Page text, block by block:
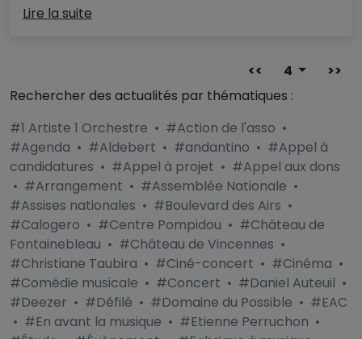
Lire la suite
<< 4
>>
Rechercher des actualités par thématiques :
#1 Artiste 1 Orchestre • #Action de l'asso •
#Agenda • #Aldebert • #andantino • #Appel à
candidatures • #Appel à projet • #Appel aux dons
• #Arrangement • #Assemblée Nationale •
#Assises nationales • #Boulevard des Airs •
#Calogero • #Centre Pompidou • #Château de
Fontainebleau • #Château de Vincennes •
#Christiane Taubira • #Ciné-concert • #Cinéma •
#Comédie musicale • #Concert • #Daniel Auteuil •
#Deezer • #Défilé • #Domaine du Possible • #EAC
• #En avant la musique • #Etienne Perruchon •